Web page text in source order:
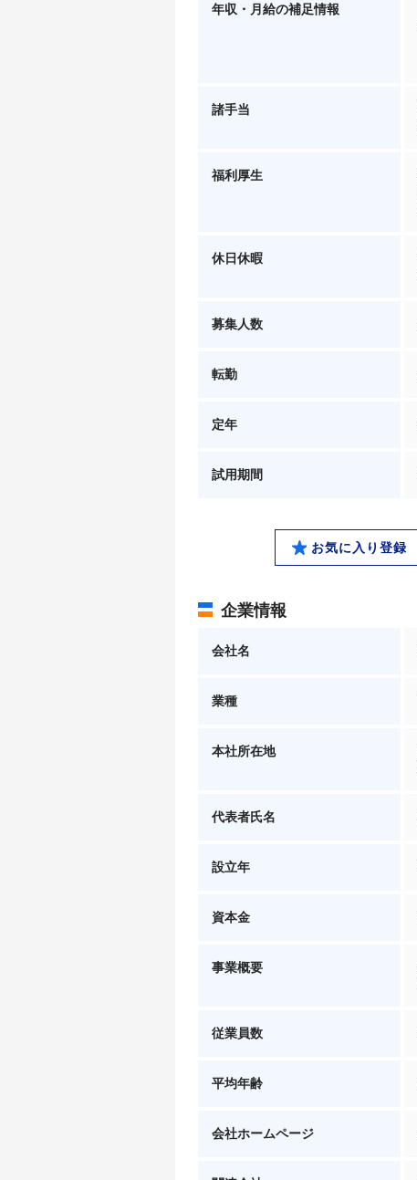
年収・月給の補足情報
諸手当
福利厚生
休日休暇
募集人数
転勤
定年
試用期間
お気に入り登録
企業情報
会社名
業種
本社所在地
代表者氏名
設立年
資本金
事業概要
従業員数
平均年齢
会社ホームページ